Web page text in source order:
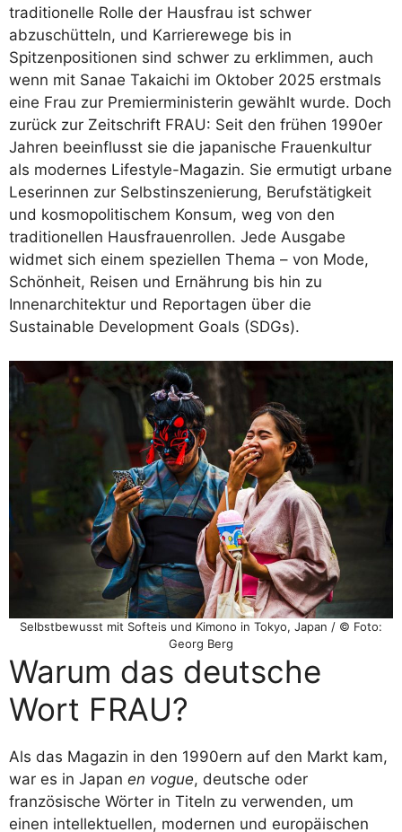
traditionelle Rolle der Hausfrau ist schwer
abzuschütteln, und Karrierewege bis in
Spitzenpositionen sind schwer zu erklimmen, auch
wenn mit Sanae Takaichi im Oktober 2025 erstmals
eine Frau zur Premierministerin gewählt wurde. Doch
zurück zur Zeitschrift FRAU: Seit den frühen 1990er
Jahren beeinflusst sie die japanische Frauenkultur
als modernes Lifestyle-Magazin. Sie ermutigt urbane
Leserinnen zur Selbstinszenierung, Berufstätigkeit
und kosmopolitischem Konsum, weg von den
traditionellen Hausfrauenrollen. Jede Ausgabe
widmet sich einem speziellen Thema – von Mode,
Schönheit, Reisen und Ernährung bis hin zu
Innenarchitektur und Reportagen über die
Sustainable Development Goals (SDGs).
Selbstbewusst mit Softeis und Kimono in Tokyo, Japan / © Foto:
Georg Berg
Warum das deutsche
Wort FRAU?
Als das Magazin in den 1990ern auf den Markt kam,
war es in Japan en vogue, deutsche oder
französische Wörter in Titeln zu verwenden, um
einen intellektuellen, modernen und europäischen